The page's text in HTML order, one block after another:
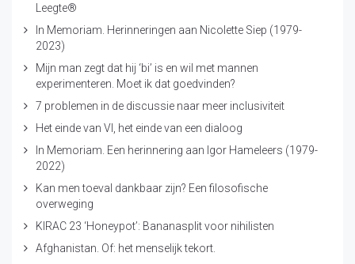
Leegte®
In Memoriam. Herinneringen aan Nicolette Siep (1979-
2023)
Mijn man zegt dat hij ‘bi’ is en wil met mannen
experimenteren. Moet ik dat goedvinden?
7 problemen in de discussie naar meer inclusiviteit
Het einde van VI, het einde van een dialoog
In Memoriam. Een herinnering aan Igor Hameleers (1979-
2022)
Kan men toeval dankbaar zijn? Een filosofische
overweging
KIRAC 23 ‘Honeypot’: Bananasplit voor nihilisten
Afghanistan. Of: het menselijk tekort.